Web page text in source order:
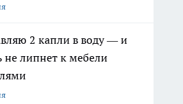
2 капли в воду — и
не липнет к мебели